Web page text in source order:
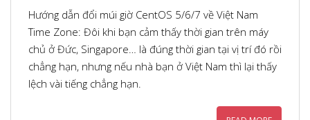
Hướng dẫn đổi múi giờ CentOS 5/6/7 về Việt Nam
Time Zone: Đôi khi bạn cảm thấy thời gian trên máy
chủ ở Đức, Singapore… là đúng thời gian tại vị trí đó rồi
chẳng hạn, nhưng nếu nhà bạn ở Việt Nam thì lại thấy
lệch vài tiếng chẳng hạn.